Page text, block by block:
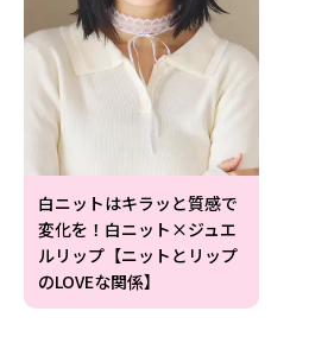
白ニットはキラッと質感で
変化を！白ニット×ジュエ
ルリップ【ニットとリップ
のLOVEな関係】